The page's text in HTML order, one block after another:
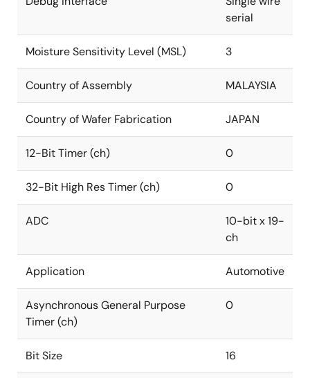
serial
Moisture Sensitivity Level (MSL) 3
Country of Assembly MALAYSIA
Country of Wafer Fabrication JAPAN
12-Bit Timer (ch) 0
32-Bit High Res Timer (ch) 0
ADC
10-bit x 19-
ch
Application Automotive
Asynchronous General Purpose
Timer (ch)
0
Bit Size 16